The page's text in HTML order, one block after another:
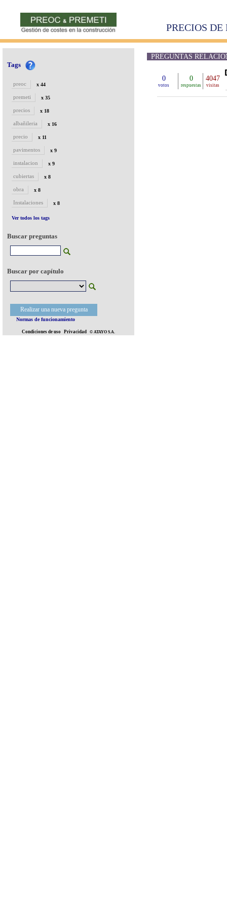
PRECIOS
Tags
preoc x 44
premeti x 35
precios x 18
albañileria x 16
precio x 11
pavimentos x 9
instalacion x 9
cubiertas x 8
obra x 8
Instalaciones x 8
Ver todos los tags
Buscar preguntas
Buscar por capítulo
Realizar una nueva pregunta
Normas de funcionamiento
Condiciones de uso Privacidad © ATAYO S.A.
PREGUNTAS
0
votos
0
respuestas
4047
visitas